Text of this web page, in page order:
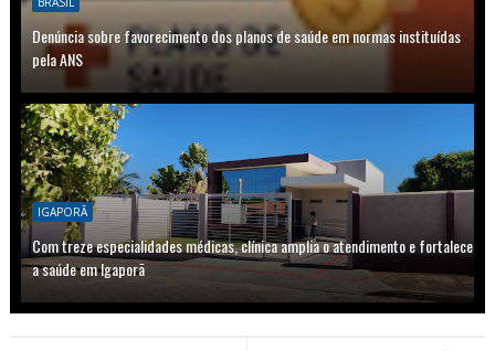
Denúncia sobre favorecimento dos planos de saúde em normas instituídas
pela ANS
IGAPORÃ
Com treze especialidades médicas, clínica amplia o atendimento e fortalece
a saúde em Igaporã